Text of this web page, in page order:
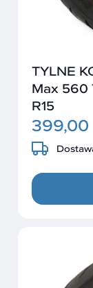
TYLNE
Max 560
R15
399,00